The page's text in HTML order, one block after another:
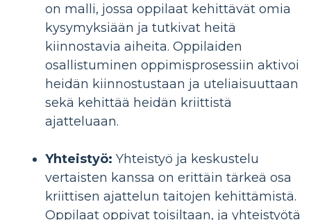
on malli, jossa oppilaat kehittävät omia
kysymyksiään ja tutkivat heitä
kiinnostavia aiheita. Oppilaiden
osallistuminen oppimisprosessiin aktivoi
heidän kiinnostustaan ​​ja uteliaisuuttaan
sekä kehittää heidän kriittistä
ajatteluaan.
Yhteistyö: Yhteistyö ja keskustelu
vertaisten kanssa on erittäin tärkeä osa
kriittisen ajattelun taitojen kehittämistä.
Oppilaat oppivat toisiltaan, ja yhteistyötä